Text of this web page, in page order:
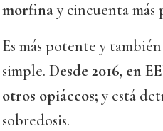
morfinay cincuenta
Es más potente y
simple. Desde 2016, en
otros opiáceos; y está
sobredosis.